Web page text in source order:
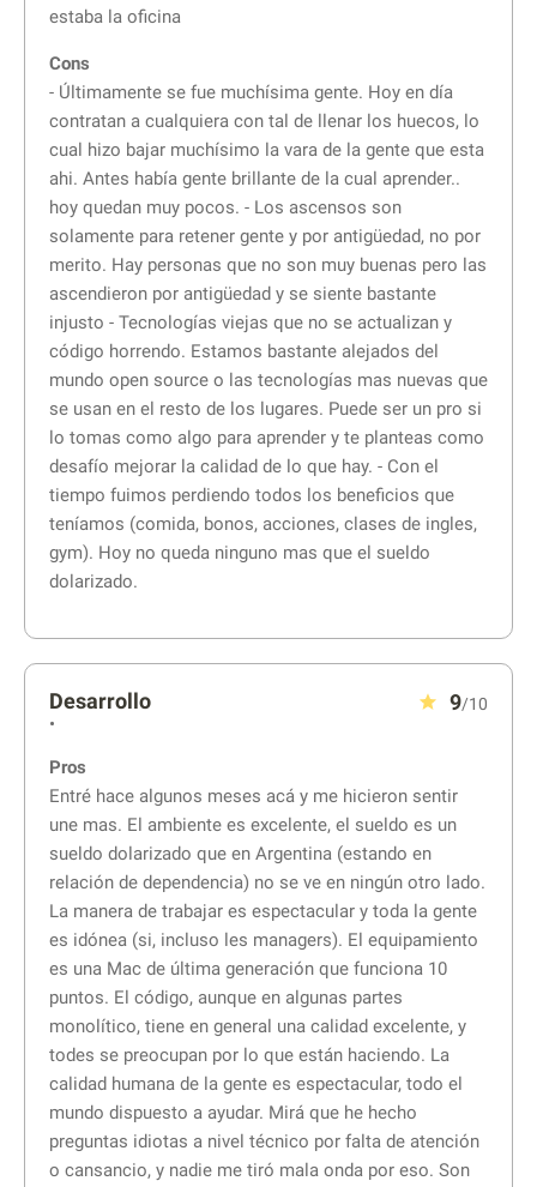
estaba la oficina
Cons
- Últimamente se fue muchísima gente. Hoy en día
contratan a cualquiera con tal de llenar los huecos, lo
cual hizo bajar muchísimo la vara de la gente que esta
ahi. Antes había gente brillante de la cual aprender..
hoy quedan muy pocos. - Los ascensos son
solamente para retener gente y por antigüedad, no por
merito. Hay personas que no son muy buenas pero las
ascendieron por antigüedad y se siente bastante
injusto - Tecnologías viejas que no se actualizan y
código horrendo. Estamos bastante alejados del
mundo open source o las tecnologías mas nuevas que
se usan en el resto de los lugares. Puede ser un pro si
lo tomas como algo para aprender y te planteas como
desafío mejorar la calidad de lo que hay. - Con el
tiempo fuimos perdiendo todos los beneficios que
teníamos (comida, bonos, acciones, clases de ingles,
gym). Hoy no queda ninguno mas que el sueldo
dolarizado.
Desarrollo
•
9/10
Pros
Entré hace algunos meses acá y me hicieron sentir
une mas. El ambiente es excelente, el sueldo es un
sueldo dolarizado que en Argentina (estando en
relación de dependencia) no se ve en ningún otro lado.
La manera de trabajar es espectacular y toda la gente
es idónea (si, incluso les managers). El equipamiento
es una Mac de última generación que funciona 10
puntos. El código, aunque en algunas partes
monolítico, tiene en general una calidad excelente, y
todes se preocupan por lo que están haciendo. La
calidad humana de la gente es espectacular, todo el
mundo dispuesto a ayudar. Mirá que he hecho
preguntas idiotas a nivel técnico por falta de atención
o cansancio, y nadie me tiró mala onda por eso. Son